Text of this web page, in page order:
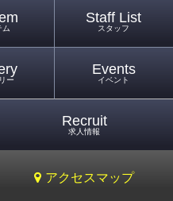
ム
Staff List
スタッフ
ー
Events
イベント
Recruit
求人情報
アクセスマップ